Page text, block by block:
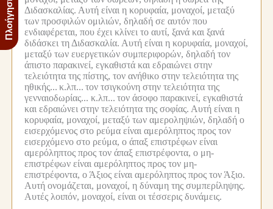
Διδασκαλίας. Αυτή είναι η κορυφαία, μοναχοί, μεταξύ
των προσφιλών ομιλιών, δηλαδή σε αυτόν που
ενδιαφέρεται, που έχει κλίνει το αυτί, ξανά και ξανά
διδάσκει τη Διδασκαλία. Αυτή είναι η κορυφαία, μοναχοί,
μεταξύ των ευεργετικών συμπεριφορών, δηλαδή τον
άπιστο παρακινεί, εγκαθιστά και εδραιώνει στην
τελειότητα της πίστης, τον ανήθικο στην τελειότητα της
ηθικής... κ.λπ... τον τσιγκούνη στην τελειότητα της
γενναιοδωρίας... κ.λπ... τον άσοφο παρακινεί, εγκαθιστά
και εδραιώνει στην τελειότητα της σοφίας. Αυτή είναι η
κορυφαία, μοναχοί, μεταξύ των αμεροληψιών, δηλαδή ο
εισερχόμενος στο ρεύμα είναι αμερόληπτος προς τον
εισερχόμενο στο ρεύμα, ο άπαξ επιστρέφων είναι
αμερόληπτος προς τον άπαξ επιστρέφοντα, ο μη-
επιστρέφων είναι αμερόληπτος προς τον μη-
επιστρέφοντα, ο Άξιος είναι αμερόληπτος προς τον Άξιο.
Αυτή ονομάζεται, μοναχοί, η δύναμη της συμπερίληψης.
Αυτές λοιπόν, μοναχοί, είναι οι τέσσερις δυνάμεις.